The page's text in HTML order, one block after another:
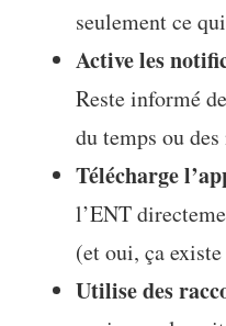
seulement ce
Active les
Reste informé
du temps ou des
Télécharge
l’ENT
(et oui, ça
Utilise des